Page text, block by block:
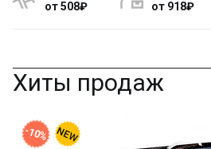
от 508₽
от 918₽
Хиты продаж
-10%